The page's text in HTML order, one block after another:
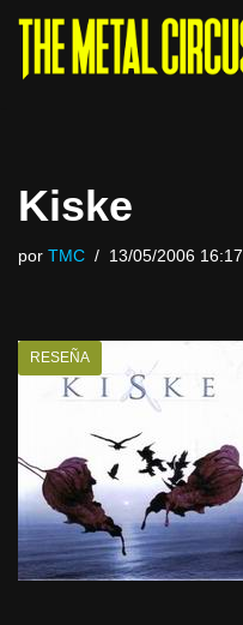
Saltar
Kiske
por TMC 13/05/2006 16:17
RESEÑA